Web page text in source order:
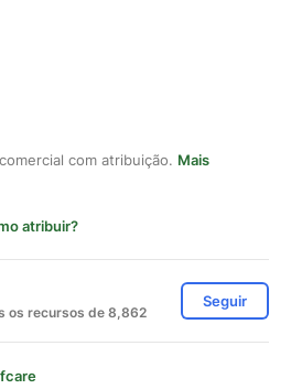
com atribuição. Mais
atribuir?
os recursos de 8,862
Seguir